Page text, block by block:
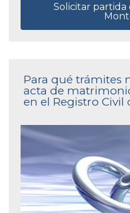
Solicitar partida
Para qué trámites
acta de
en el Registro Civil